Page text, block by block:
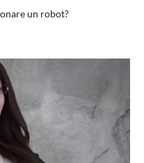
un robot?